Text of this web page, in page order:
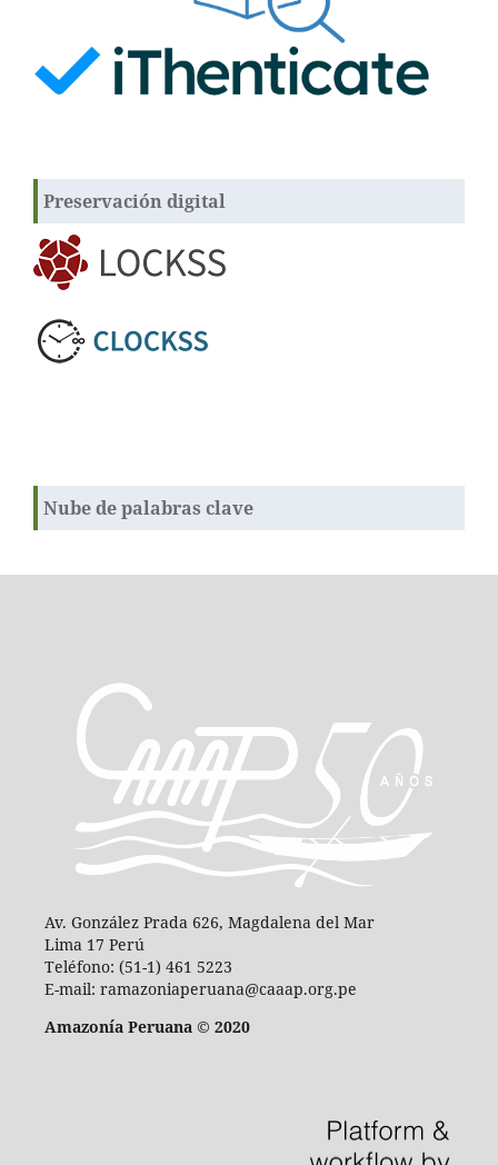
Preservación digital
Nube de palabras clave
Av. González Prada 626, Magdalena del Mar
Lima 17 Perú
Teléfono: (51-1) 461 5223
E-mail: ramazoniaperuana@caaap.org.pe
Amazonía Peruana © 2020